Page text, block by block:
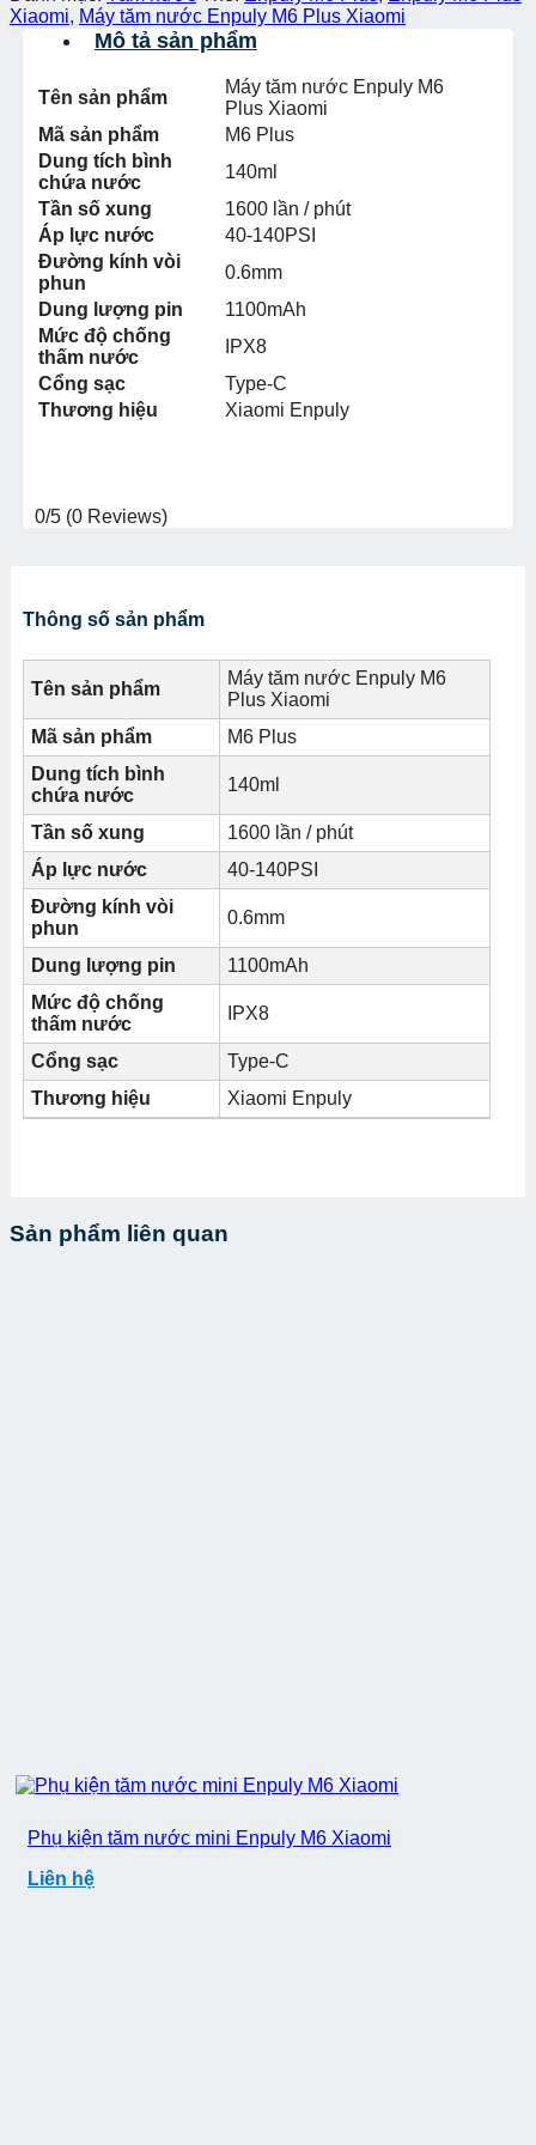
Xiaomi, Máy tăm nước Enpuly M6 Plus Xiaomi
Mô tả sản phẩm
Tên sản phẩm
Máy tăm nước Enpuly M6
Plus Xiaomi
Mã sản phẩm
M6 Plus
Dung tích bình
chứa nước
140ml
Tần số xung
1600 lần / phút
Áp lực nước
40-140PSI
Đường kính vòi
phun
0.6mm
Dung lượng pin
1100mAh
Mức độ chống
thấm nước
IPX8
Cổng sạc
Type-C
Thương hiệu
Xiaomi Enpuly
0/5 (0 Reviews)
Thông số sản phẩm
Tên sản phẩm
Máy tăm nước Enpuly M6
Plus Xiaomi
Mã sản phẩm
M6 Plus
Dung tích bình
chứa nước
140ml
Tần số xung
1600 lần / phút
Áp lực nước
40-140PSI
Đường kính vòi
phun
0.6mm
Dung lượng pin
1100mAh
Mức độ chống
thấm nước
IPX8
Cổng sạc
Type-C
Thương hiệu
Xiaomi Enpuly
Sản phẩm liên quan
Phụ kiện tăm nước mini Enpuly M6 Xiaomi
Liên hệ